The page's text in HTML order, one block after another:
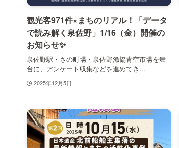
観光客971件×まちのリアル！「データ
で読み解く泉佐野」1/16（金）開催の
お知らせ✨
泉佐野駅・さの町場・泉佐野漁協青空市場を舞
台に、アンケート収集などを進めてき...
2025年12月5日